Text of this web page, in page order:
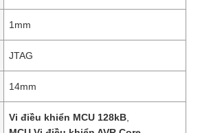
1mm
JTAG
14mm
Vi điều khiển MCU 128kB